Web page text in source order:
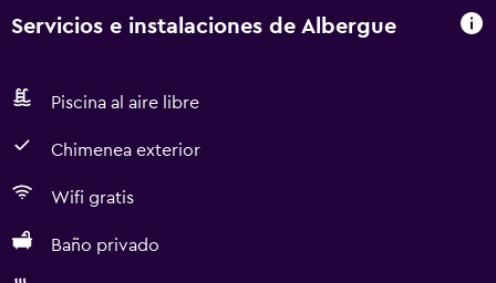
Servicios e instalaciones de Albergue
Piscina al aire libre
Chimenea exterior
Wifi gratis
Baño privado